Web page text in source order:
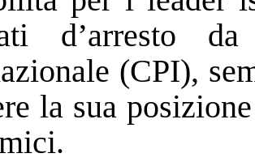
d’arresto
(CPI),
la sua